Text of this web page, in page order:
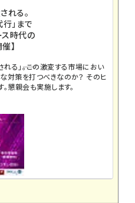
れる。
」まで
ス時代の
】
る」――。この激変する市場におい
対策を打つべきなのか？ そのヒ
懇親会も実施します。